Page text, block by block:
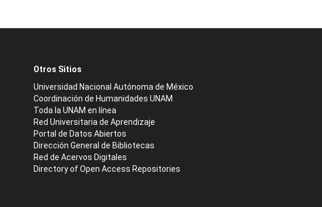
Otros Sitios
Universidad Nacional Autónoma de México
Coordinación de Humanidades UNAM
Toda la UNAM en línea
Red Universitaria de Aprendizaje
Portal de Datos Abiertos
Dirección General de Bibliotecas
Red de Acervos Digitales
Directory of Open Access Repositories